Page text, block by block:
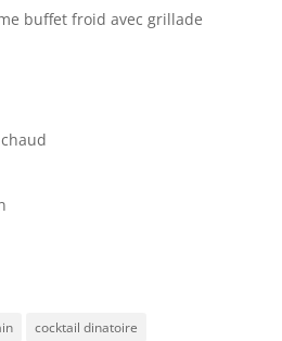
buffet froid avec grillade
cocktail dinatoire